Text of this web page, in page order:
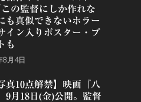
の監督にしか作れな
も真似できないホラー
イン入りポスター・プ
も
8月4日
真10点解禁】映画『八
9月18日(金)公開。監督